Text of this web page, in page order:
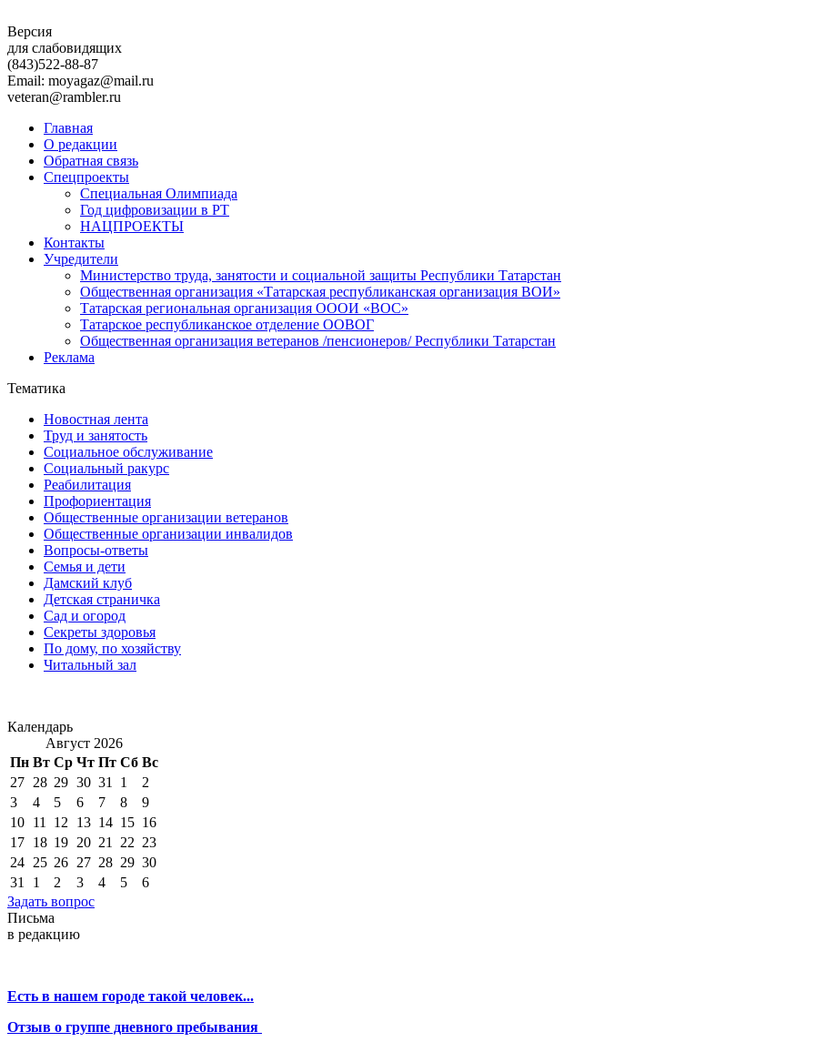
Версия
для слабовидящих
(843)522-88-87
Email: moyagaz@mail.ru
veteran@rambler.ru
Главная
О редакции
Обратная связь
Спецпроекты
Специальная Олимпиада
Год цифровизации в РТ
НАЦПРОЕКТЫ
Контакты
Учредители
Министерство труда, занятости и социальной защиты Республики Татарстан
Общественная организация «Татарская республиканская организация ВОИ»
Татарская региональная организация ОООИ «ВОС»
Татарское республиканское отделение ООВОГ
Общественная организация ветеранов /пенсионеров/ Республики Татарстан
Реклама
Тематика
Новостная лента
Труд и занятость
Социальное обслуживание
Социальный ракурс
Реабилитация
Профориентация
Общественные организации ветеранов
Общественные организации инвалидов
Вопросы-ответы
Семья и дети
Дамский клуб
Детская страничка
Сад и огород
Секреты здоровья
По дому, по хозяйству
Читальный зал
Календарь
Август 2026
Пн Вт Ср Чт Пт Сб Вс
27 28 29 30 31 1
2
3
4 5 6 7 8
9
10 11 12 13 14 15 16
17 18 19 20 21 22 23
24 25 26 27 28 29 30
31
1 2 3 4 5
6
Задать вопрос
Письма
в редакцию
Есть в нашем городе такой человек...
Отзыв о группе дневного пребывания